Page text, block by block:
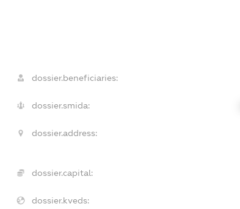
dossier.beneficiaries:
dossier.smida:
dossier.address:
dossier.capital:
dossier.kveds: